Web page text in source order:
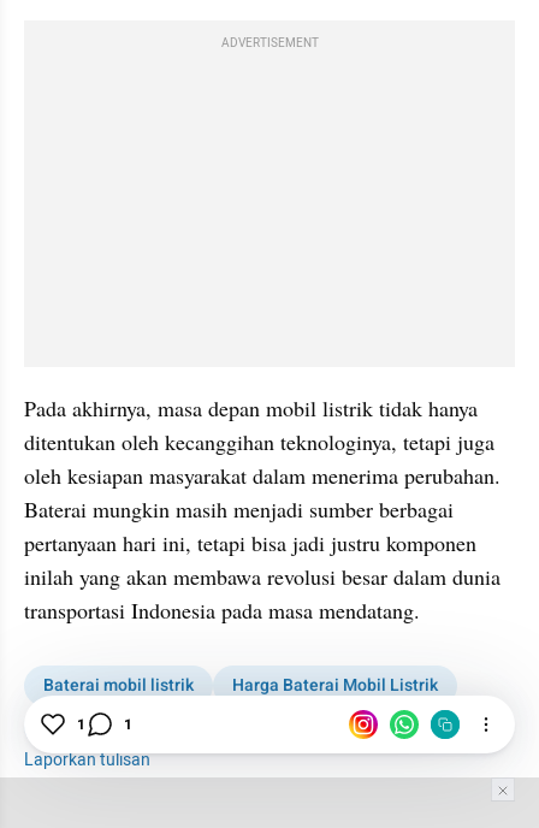
ADVERTISEMENT
Pada akhirnya, masa depan mobil listrik tidak hanya
ditentukan oleh kecanggihan teknologinya, tetapi juga
oleh kesiapan masyarakat dalam menerima perubahan.
Baterai mungkin masih menjadi sumber berbagai
pertanyaan hari ini, tetapi bisa jadi justru komponen
inilah yang akan membawa revolusi besar dalam dunia
transportasi Indonesia pada masa mendatang.
Baterai mobil listrik
Harga Baterai Mobil Listrik
Baterai kendaraan listrik
Laporkan tulisan
1 1